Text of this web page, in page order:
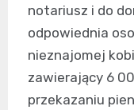
notariusz i do
odpowiednia
nieznajomej
zawierający 6
przekazaniu